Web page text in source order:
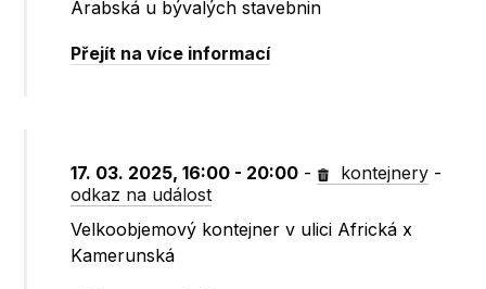
Arabská u bývalých stavebnin
Přejít na více informací
17. 03. 2025, 16:00 - 20:00 - kontejnery -
odkaz na událost
Velkoobjemový kontejner v ulici Africká x
Kamerunská